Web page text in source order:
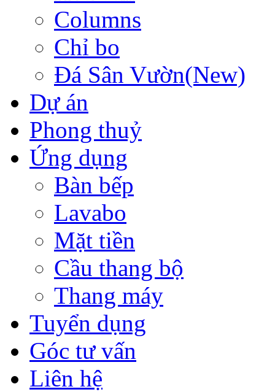
Columns
Chỉ bo
Đá Sân Vườn(New)
Dự án
Phong thuỷ
Ứng dụng
Bàn bếp
Lavabo
Mặt tiền
Cầu thang bộ
Thang máy
Tuyển dụng
Góc tư vấn
Liên hệ